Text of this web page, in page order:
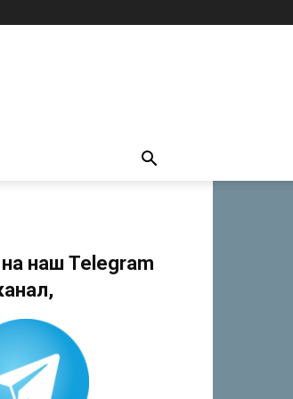
наш Telegram